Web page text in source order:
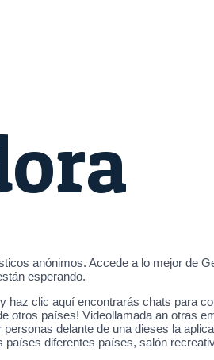
anónimos. Accede a lo mejor de
esperando.
clic aquí encontrarás chats para
otros países! Videollamada an otras
delante de una dieses la
diferentes países, salón